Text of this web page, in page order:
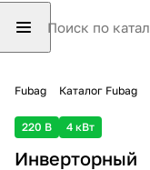
Fubag Каталог Fubag
220 В 4 кВт
Инверторный